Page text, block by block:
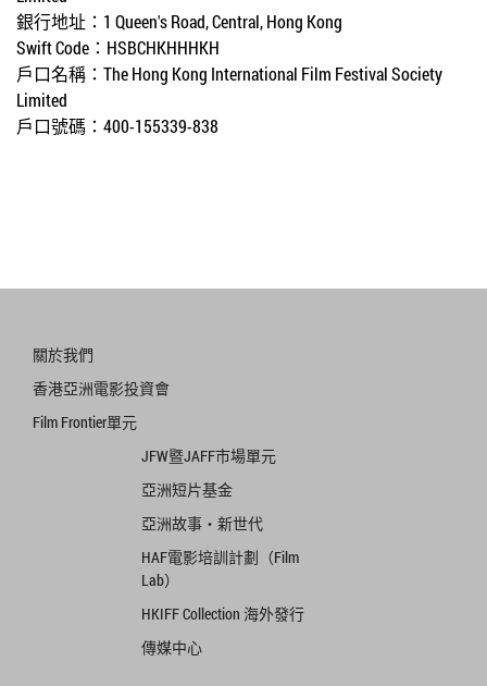
銀行地址： 1 Queen's Road, Central, Hong Kong
Swift Code ： HSBCHKHHHKH
戶口名稱： The Hong Kong International Film Festival Society
Limited
戶口號碼： 400-155339-838
關於我們
香港亞洲電影投資會
Film Frontier單元
JFW暨JAFF市場單元
亞洲短片基金
亞洲故事‧新世代
HAF電影培訓計劃（Film
Lab）
HKIFF Collection 海外發行
傳媒中心